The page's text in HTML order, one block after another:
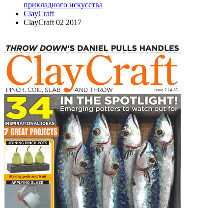
прикладного искусства
ClayCraft
ClayCraft 02 2017